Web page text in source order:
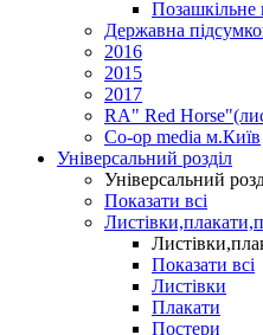
Позашкільне
Державна
2016
2015
2017
RA" Red
Co-op media м.Київ
Універсальний розділ
Універсальний
Показати всі
Показати всі
Листівки
Плакати
Постери